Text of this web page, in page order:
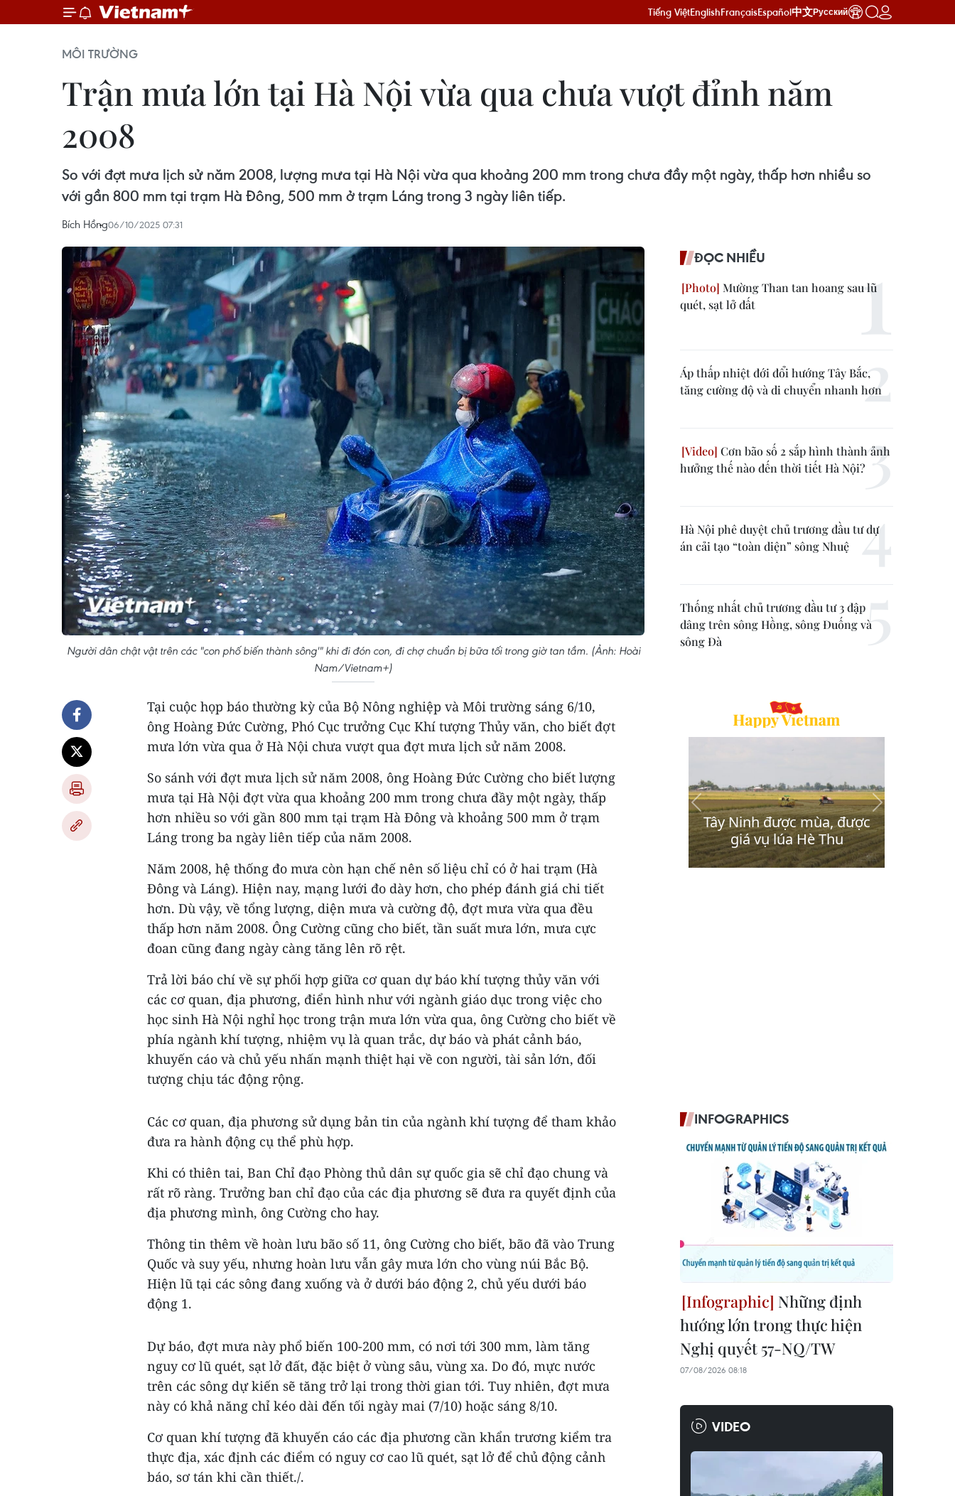
Tiếng ViệtEnglishFrançaisEspañol中文Русский
MÔI TRƯỜNG
Trận mưa lớn tại Hà Nội vừa qua chưa vượt đỉnh năm
2008
So với đợt mưa lịch sử năm 2008, lượng mưa tại Hà Nội vừa qua khoảng 200 mm trong chưa đầy một ngày, thấp hơn nhiều so
với gần 800 mm tại trạm Hà Đông, 500 mm ở trạm Láng trong 3 ngày liên tiếp.
Bích Hồng06/10/2025 07:31
Người dân chật vật trên các "con phố biến thành sông'" khi đi đón con, đi chợ chuẩn bị bữa tối trong giờ tan tầm. (Ảnh: Hoài
Nam/Vietnam+)
Tại cuộc họp báo thường kỳ của Bộ Nông nghiệp và Môi trường sáng 6/10,
ông Hoàng Đức Cường, Phó Cục trưởng Cục Khí tượng Thủy văn, cho biết đợt
mưa lớn vừa qua ở Hà Nội chưa vượt qua đợt mưa lịch sử năm 2008.
So sánh với đợt mưa lịch sử năm 2008, ông Hoàng Đức Cường cho biết lượng
mưa tại Hà Nội đợt vừa qua khoảng 200 mm trong chưa đầy một ngày, thấp
hơn nhiều so với gần 800 mm tại trạm Hà Đông và khoảng 500 mm ở trạm
Láng trong ba ngày liên tiếp của năm 2008.
Năm 2008, hệ thống đo mưa còn hạn chế nên số liệu chỉ có ở hai trạm (Hà
Đông và Láng). Hiện nay, mạng lưới đo dày hơn, cho phép đánh giá chi tiết
hơn. Dù vậy, về tổng lượng, diện mưa và cường độ, đợt mưa vừa qua đều
thấp hơn năm 2008. Ông Cường cũng cho biết, tần suất mưa lớn, mưa cực
đoan cũng đang ngày càng tăng lên rõ rệt.
Trả lời báo chí về sự phối hợp giữa cơ quan dự báo khí tượng thủy văn với
các cơ quan, địa phương, điển hình như với ngành giáo dục trong việc cho
học sinh Hà Nội nghỉ học trong trận mưa lớn vừa qua, ông Cường cho biết về
phía ngành khí tượng, nhiệm vụ là quan trắc, dự báo và phát cảnh báo,
khuyến cáo và chủ yếu nhấn mạnh thiệt hại về con người, tài sản lớn, đối
tượng chịu tác động rộng.
Các cơ quan, địa phương sử dụng bản tin của ngành khí tượng để tham khảo
đưa ra hành động cụ thể phù hợp.
Khi có thiên tai, Ban Chỉ đạo Phòng thủ dân sự quốc gia sẽ chỉ đạo chung và
rất rõ ràng. Trưởng ban chỉ đạo của các địa phương sẽ đưa ra quyết định của
địa phương mình, ông Cường cho hay.
Thông tin thêm về hoàn lưu bão số 11, ông Cường cho biết, bão đã vào Trung
Quốc và suy yếu, nhưng hoàn lưu vẫn gây mưa lớn cho vùng núi Bắc Bộ.
Hiện lũ tại các sông đang xuống và ở dưới báo động 2, chủ yếu dưới báo
động 1.
Dự báo, đợt mưa này phổ biến 100-200 mm, có nơi tới 300 mm, làm tăng
nguy cơ lũ quét, sạt lở đất, đặc biệt ở vùng sâu, vùng xa. Do đó, mực nước
trên các sông dự kiến sẽ tăng trở lại trong thời gian tới. Tuy nhiên, đợt mưa
này có khả năng chỉ kéo dài đến tối ngày mai (7/10) hoặc sáng 8/10.
Cơ quan khí tượng đã khuyến cáo các địa phương cần khẩn trương kiểm tra
thực địa, xác định các điểm có nguy cơ cao lũ quét, sạt lở để chủ động cảnh
báo, sơ tán khi cần thiết./.
ĐỌC NHIỀU
Mường Than tan hoang sau lũ
quét, sạt lở đất
Áp thấp nhiệt đới đổi hướng Tây Bắc,
tăng cường độ và di chuyển nhanh hơn
Cơn bão số 2 sắp hình thành ảnh
hưởng thế nào đến thời tiết Hà Nội?
Hà Nội phê duyệt chủ trương đầu tư dự
án cải tạo “toàn diện” sông Nhuệ
Thống nhất chủ trương đầu tư 3 đập
dâng trên sông Hồng, sông Đuống và
sông Đà
INFOGRAPHICS
Những định
hướng lớn trong thực hiện
Nghị quyết 57-NQ/TW
07/08/2026 08:18
VIDEO